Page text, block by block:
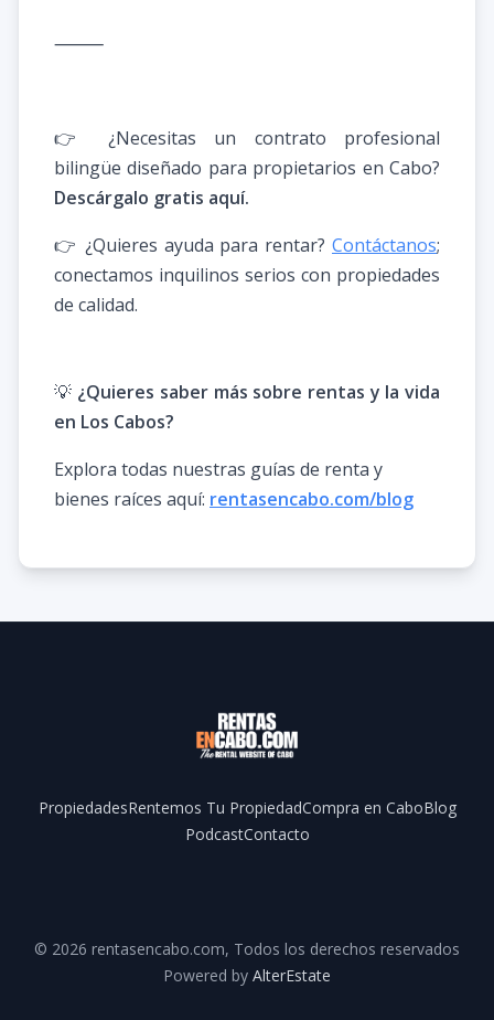
⸻
👉 ¿Necesitas un contrato profesional
bilingüe diseñado para propietarios en Cabo?
Descárgalo gratis aquí.
👉 ¿Quieres ayuda para rentar? Contáctanos;
conectamos inquilinos serios con propiedades
de calidad.
💡 ¿Quieres saber más sobre rentas y la vida
en Los Cabos?
Explora todas nuestras guías de renta y
bienes raíces aquí: rentasencabo.com/blog
PropiedadesRentemos Tu PropiedadCompra en CaboBlog
PodcastContacto
© 2026 rentasencabo.com, Todos los derechos reservados
Powered by AlterEstate